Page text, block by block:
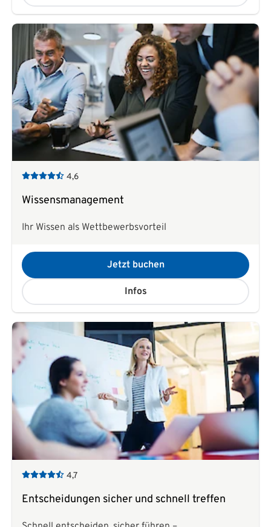
4,6
Wissensmanagement
Ihr Wissen als Wettbewerbsvorteil
Jetzt buchen
Infos
4,7
Entscheidungen sicher und schnell treffen